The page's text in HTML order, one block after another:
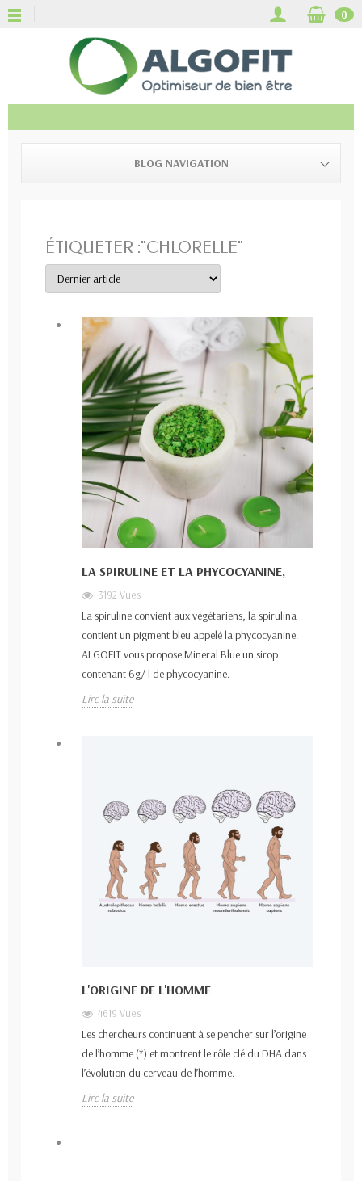
0
BLOG NAVIGATION
ÉTIQUETER :"CHLORELLE"
LA SPIRULINE ET LA PHYCOCYANINE,
3192 Vues
La spiruline convient aux végétariens, la spirulina
contient un pigment bleu appelé la phycocyanine.
ALGOFIT vous propose Mineral Blue un sirop
contenant 6g/ l de phycocyanine.
Lire la suite
L'ORIGINE DE L'HOMME
4619 Vues
Les chercheurs continuent à se pencher sur l’origine
de l’homme (*) et montrent le rôle clé du DHA dans
l’évolution du cerveau de l’homme.
Lire la suite